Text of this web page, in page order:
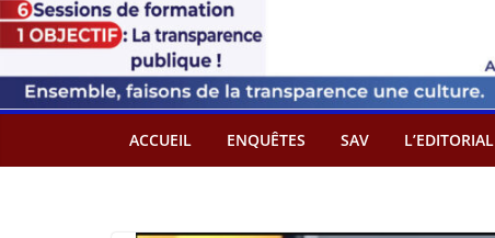
ACCUEIL ENQUÊTES SAV L’EDITORIAL